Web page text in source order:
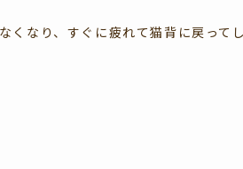
くなり、すぐに疲れて猫背に戻って